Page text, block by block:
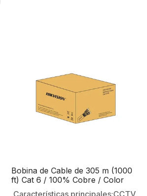
Bobina de Cable de 305 m (1000
ft) Cat 6 / 100% Cobre / Color
Negro / Uso en Exterior / Cuerda